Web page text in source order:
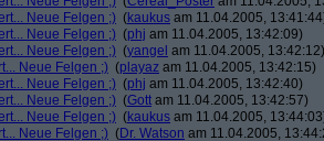
Neue Felgen ;) (kaukus am 11.04.2005,
Neue Felgen ;) (phj am 11.04.2005, 13:42:09)
Neue Felgen ;) (yangel am 11.04.2005, 13:42:12)
Neue Felgen ;) (playaz am 11.04.2005, 13:42:15)
Neue Felgen ;) (phj am 11.04.2005, 13:42:40)
Neue Felgen ;) (Gott am 11.04.2005, 13:42:57)
Neue Felgen ;) (kaukus am 11.04.2005,
Neue Felgen ;) (Dr. Watson am 11.04.2005,